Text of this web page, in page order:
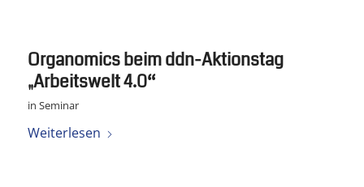
Organomics beim ddn-Aktionstag
„Arbeitswelt 4.0“
in Seminar
Weiterlesen